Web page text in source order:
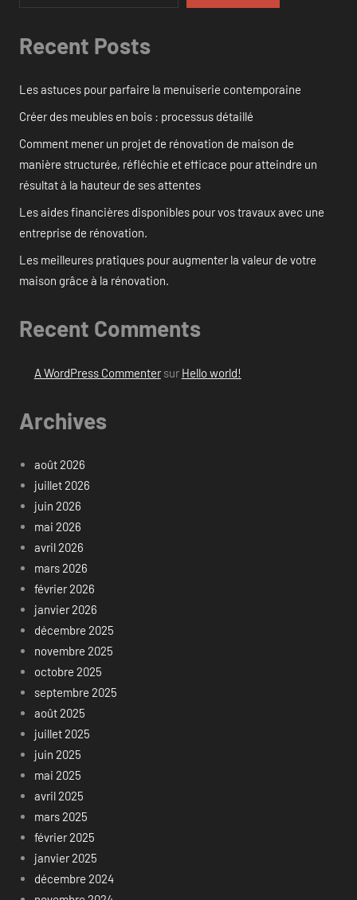
Recent Posts
Les astuces pour parfaire la menuiserie contemporaine
Créer des meubles en bois : processus détaillé
Comment mener un projet de rénovation de maison de
manière structurée, réfléchie et efficace pour atteindre un
résultat à la hauteur de ses attentes
Les aides financières disponibles pour vos travaux avec une
entreprise de rénovation.
Les meilleures pratiques pour augmenter la valeur de votre
maison grâce à la rénovation.
Recent Comments
A WordPress Commentersur Hello world!
Archives
août 2026
juillet 2026
juin 2026
mai 2026
avril 2026
mars 2026
février 2026
janvier 2026
décembre 2025
novembre 2025
octobre 2025
septembre 2025
août 2025
juillet 2025
juin 2025
mai 2025
avril 2025
mars 2025
février 2025
janvier 2025
décembre 2024